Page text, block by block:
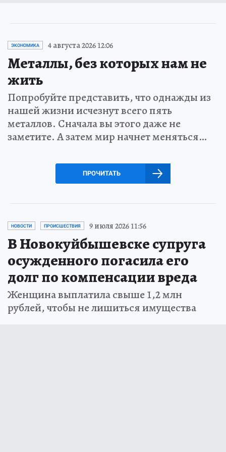
ЭКОНОМИКА 4 августа 2026 12:06
Металлы, без которых нам не
жить
Попробуйте представить, что однажды из
нашей жизни исчезнут всего пять
металлов. Сначала вы этого даже не
заметите. А затем мир начнет меняться…
ПРОЧИТАТЬ
НОВОСТИ ПРОИСШЕСТВИЯ 9 июля 2026 11:56
В Новокуйбышевске супруга
осужденного погасила его
долг по компенсации вреда
Женщина выплатила свыше 1,2 млн
рублей, чтобы не лишиться имущества